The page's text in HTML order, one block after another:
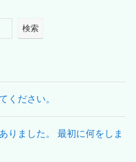
検索
ください。
りました。 最初に何をしま